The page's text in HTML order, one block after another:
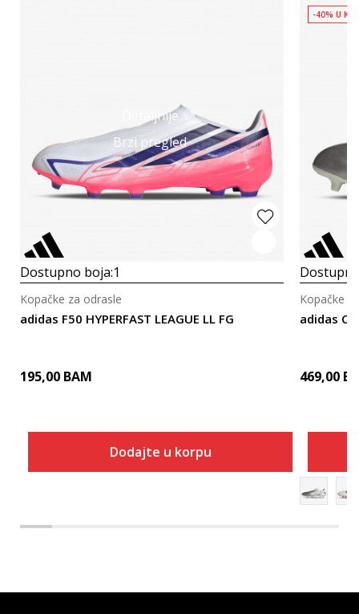
Detaljnije
Brzi pregled
Dostupno boja:1
adidas F50 HYPERFAST LEAGUE LL FG
Kopačke za odrasle
195,00 BAM
Dodajte u korpu
-40% U
adidas
Kopačke
469,00